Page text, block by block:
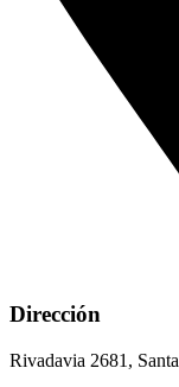
Dirección
Rivadavia 2681,